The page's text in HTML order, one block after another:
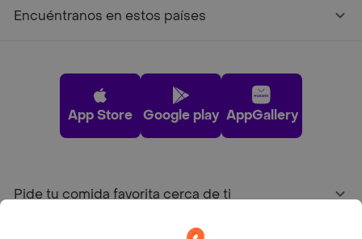
Encuéntranos en estos países
App Store Google play AppGallery
Pide tu comida favorita cerca de ti